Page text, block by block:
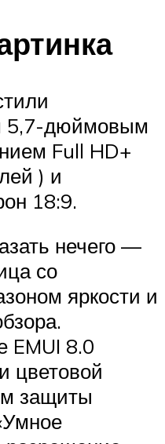
5,7-дюймовым
Full HD+
) и
18:9.
нечего —
со
яркости и
EMUI 8.0
цветовой
защиты